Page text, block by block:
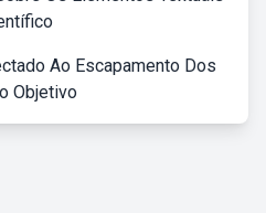
Ao Escapamento Dos
Objetivo